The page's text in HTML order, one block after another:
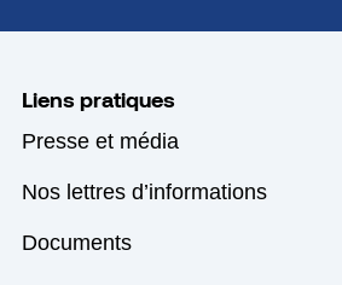
Liens pratiques
Presse et média
Nos lettres d’informations
Documents